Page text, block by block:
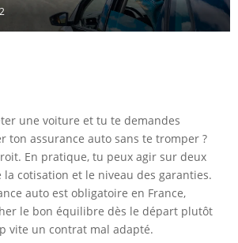
une voiture et tu te demandes
ton assurance auto sans te tromper ?
En pratique, tu peux agir sur deux
la cotisation et le niveau des garanties.
auto est obligatoire en France,
le bon équilibre dès le départ plutôt
vite un contrat mal adapté.